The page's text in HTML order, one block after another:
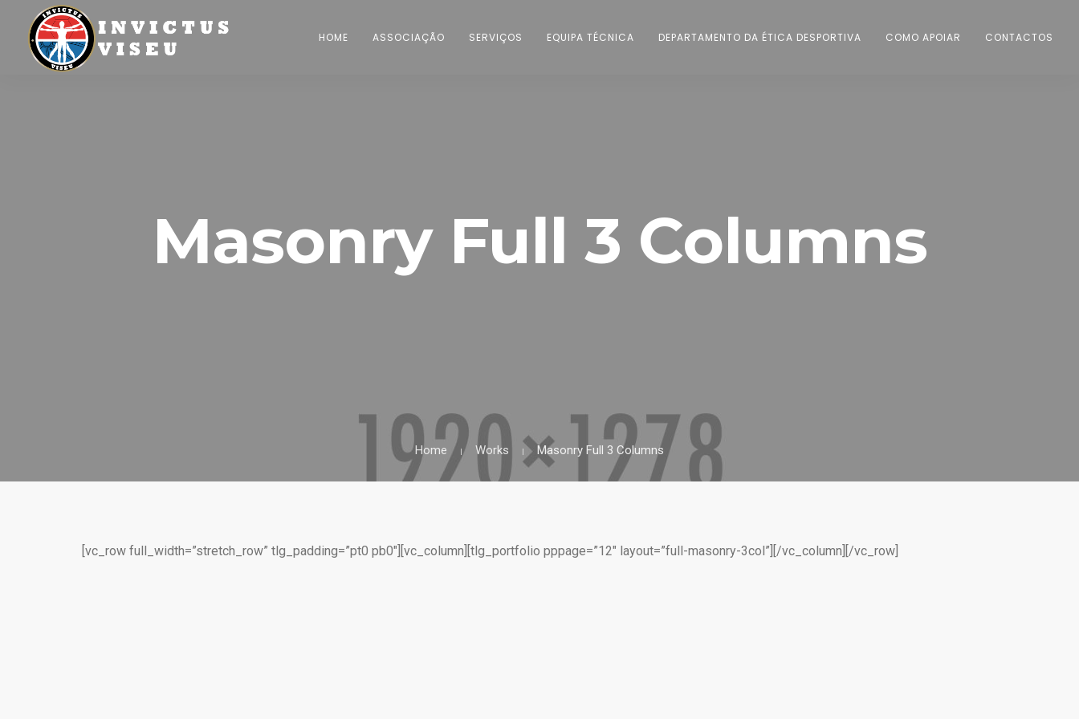
HOME ASSOCIAÇÃO SERVIÇOS EQUIPA TÉCNICA DEPARTAMENTO DA ÉTICA DESPORTIVA COMO APOIAR CONTACTOS
Masonry Full 3 Columns
Home Works Masonry Full 3 Columns
[vc_row full_width=”stretch_row” tlg_padding=”pt0 pb0″][vc_column][tlg_portfolio pppage=”12″ layout=”full-masonry-3col”][/vc_column][/vc_row]